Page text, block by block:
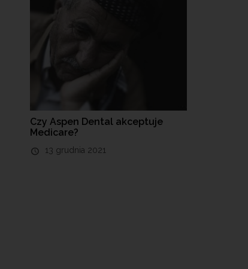
Czy Aspen Dental akceptuje
Medicare?
13 grudnia 2021